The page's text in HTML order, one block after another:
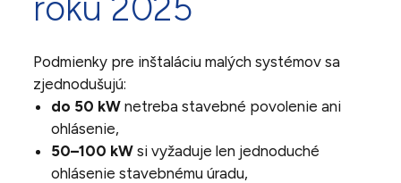
Podmienky pre inštaláciu malých systémov sa
zjednodušujú:
do 50 kW netreba stavebné povolenie ani
ohlásenie,
50–100 kW si vyžaduje len jednoduché
ohlásenie stavebnému úradu,